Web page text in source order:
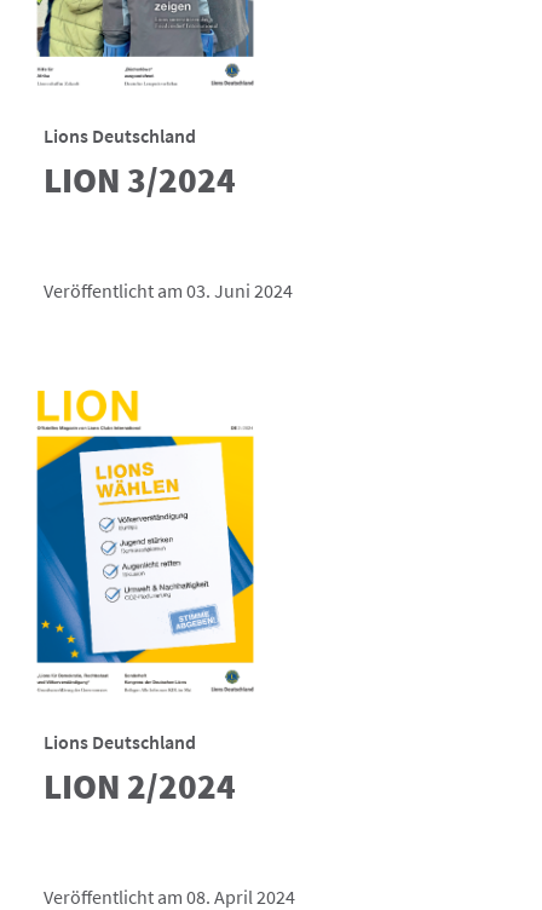
Lions Deutschland
LION 3/2024
Veröffentlicht am 03. Juni 2024
Lions Deutschland
LION 2/2024
Veröffentlicht am 08. April 2024